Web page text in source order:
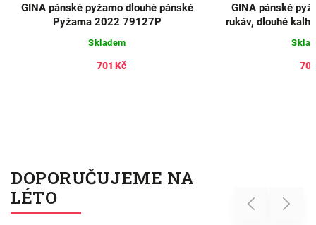
GINA pánské pyžamo dlouhé pánské
Pyžama 2022 79127P
Skladem
701 Kč
GINA pánské
rukáv, dlouhé
DOPORUČUJEME NA
LÉTO
Previous Next